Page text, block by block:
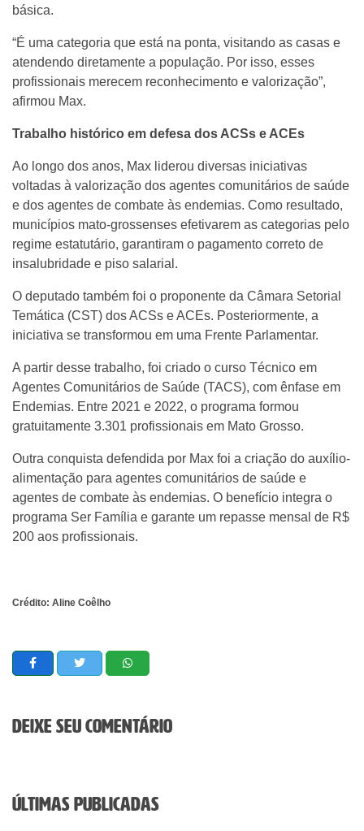
básica.
“É uma categoria que está na ponta, visitando as casas e
atendendo diretamente a população. Por isso, esses
profissionais merecem reconhecimento e valorização”,
afirmou Max.
Trabalho histórico em defesa dos ACSs e ACEs
Ao longo dos anos, Max liderou diversas iniciativas
voltadas à valorização dos agentes comunitários de saúde
e dos agentes de combate às endemias. Como resultado,
municípios mato-grossenses efetivarem as categorias pelo
regime estatutário, garantiram o pagamento correto de
insalubridade e piso salarial.
O deputado também foi o proponente da Câmara Setorial
Temática (CST) dos ACSs e ACEs. Posteriormente, a
iniciativa se transformou em uma Frente Parlamentar.
A partir desse trabalho, foi criado o curso Técnico em
Agentes Comunitários de Saúde (TACS), com ênfase em
Endemias. Entre 2021 e 2022, o programa formou
gratuitamente 3.301 profissionais em Mato Grosso.
Outra conquista defendida por Max foi a criação do auxílio-
alimentação para agentes comunitários de saúde e
agentes de combate às endemias. O benefício integra o
programa Ser Família e garante um repasse mensal de R$
200 aos profissionais.
Crédito: Aline Coêlho
Deixe seu comentário
Últimas Publicadas